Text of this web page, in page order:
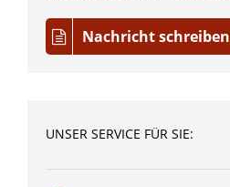
Nachricht schreiben
UNSER SERVICE FÜR SIE: